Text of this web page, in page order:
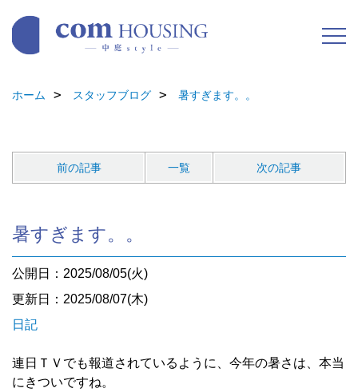
ホーム スタッフブログ 暑すぎます。。
前の記事 一覧 次の記事
暑すぎます。。
公開日：2025/08/05(火)
更新日：2025/08/07(木)
日記
連日ＴＶでも報道されているように、今年の暑さは、本当
にきついですね。